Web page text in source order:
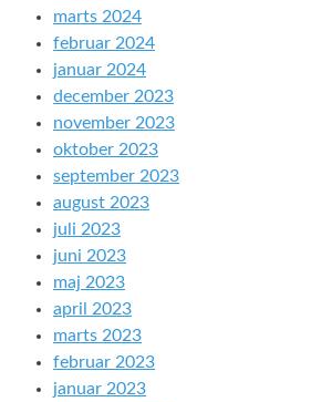
marts 2024
februar 2024
januar 2024
december 2023
november 2023
oktober 2023
september 2023
august 2023
juli 2023
juni 2023
maj 2023
april 2023
marts 2023
februar 2023
januar 2023